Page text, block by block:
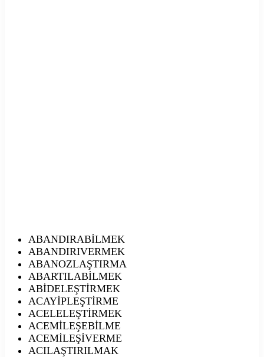
ABANDIRABİLMEK
ABANDIRIVERMEK
ABANOZLAŞTIRMA
ABARTILABİLMEK
ABİDELEŞTİRMEK
ACAYİPLEŞTİRME
ACELELEŞTİRMEK
ACEMİLEŞEBİLME
ACEMİLEŞİVERME
ACILAŞTIRILMAK